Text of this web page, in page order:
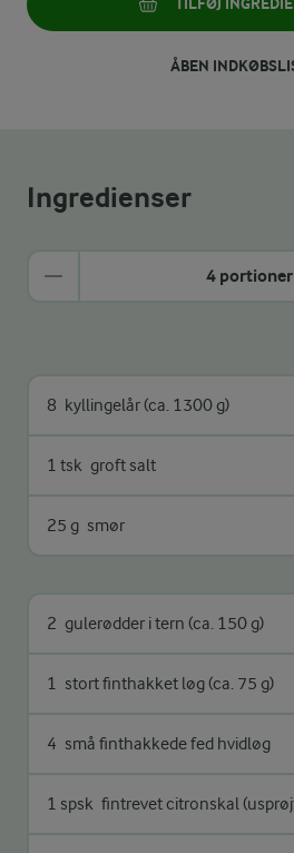
TILFØJ
ÅBEN
Ingredienser
4 portioner
8 kyllingelår (ca. 1300 g)
1 tsk groft salt
25 g smør
2 gulerødder i tern (ca. 150 g)
1 stort finthakket løg (ca. 75 g)
4 små finthakkede fed hvidløg
1 spsk fintrevet citronskal